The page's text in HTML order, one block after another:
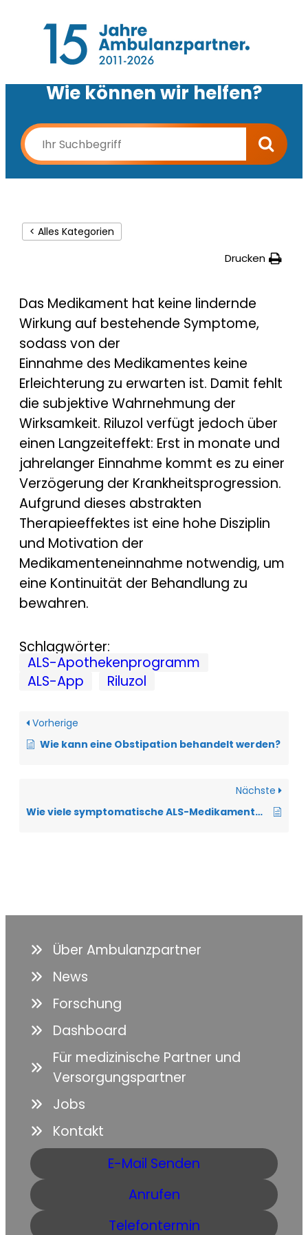
Wie können wir helfen?
< Alles Kategorien
Drucken
Das Medikament hat keine lindernde
Wirkung auf bestehende Symptome,
sodass von der
Einnahme des Medikamentes keine
Erleichterung zu erwarten ist. Damit fehlt
die subjektive Wahrnehmung der
Wirksamkeit. Riluzol verfügt jedoch über
einen Langzeiteffekt: Erst in monate und
jahrelanger Einnahme kommt es zu einer
Verzögerung der Krankheitsprogression.
Aufgrund dieses abstrakten
Therapieeffektes ist eine hohe Disziplin
und Motivation der
Medikamenteneinnahme notwendig, um
eine Kontinuität der Behandlung zu
bewahren.
Schlagwörter:
ALS-Apothekenprogramm
ALS-App
Riluzol
Vorherige
Wie kann eine Obstipation behandelt werden?
Nächste
Wie viele symptomatische ALS-Medikamente stehen zur Verfügung?
Über Ambulanzpartner
News
Forschung
Dashboard
Für medizinische Partner und
Versorgungspartner
Jobs
Kontakt
E-Mail Senden
Anrufen
Telefontermin